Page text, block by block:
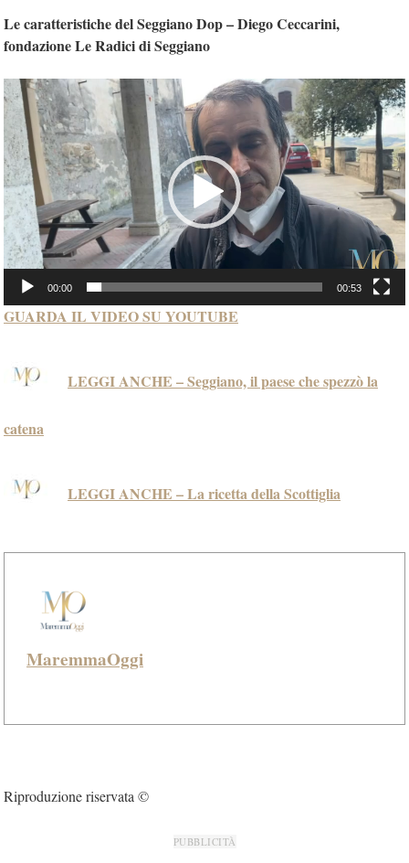
Le caratteristiche del Seggiano Dop – Diego Ceccarini,
fondazione Le Radici di Seggiano
Video
Player
00:00 00:53
GUARDA IL VIDEO SU YOUTUBE
LEGGI ANCHE – Seggiano, il paese che spezzò la
catena
LEGGI ANCHE – La ricetta della Scottiglia
MaremmaOggi
Riproduzione riservata ©
PUBBLICITÀ